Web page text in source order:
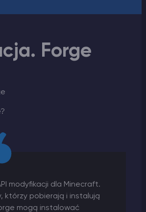
Forge
modyfikacji dla Minecraft.
którzy pobierają i instalują
mogą instalować